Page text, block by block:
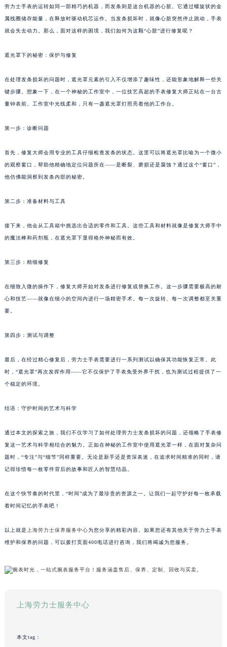
劳力士手表的运转如同一部精巧的机器，而发条则是这台机器的心脏。它通过螺旋状的金
属线圈储存能量，在释放时驱动机芯运作。当发条损坏时，就像心脏突然停止跳动，手表
就会失去动力。那么，面对这样的困境，我们如何为这颗“心脏”进行修复呢？
遮光罩下的秘密：保护与修复
在处理发条损坏的问题时，遮光罩元素的引入不仅增添了趣味性，还能形象地解释一些关
键步骤。想象一下，在一个神秘的工作室中，一位技艺高超的手表修复大师正站在一台古
董钟表前。工作室中光线柔和，只有一盏遮光罩灯照亮着他的工作台。
第一步：诊断问题
首先，修复大师会用专业的工具仔细检查发条的状态。这里可以将遮光罩比喻为一个微小
的观察窗口，帮助他精确地定位问题所在——是断裂、磨损还是腐蚀？通过这个“窗口”，
他仿佛能洞察到发条内部的秘密。
第二步：准备材料与工具
接下来，他会从工具箱中挑选出合适的零件和工具。这些工具和材料就像是修复大师手中
的魔法棒和药剂瓶，在遮光罩下显得格外神秘而有效。
第三步：精细修复
在细致入微的操作下，修复大师开始对发条进行修复或替换工作。这一步骤需要极高的耐
心和技艺——就像在细小的空间内进行一场精密手术。每一次旋转、每一次调整都至关重
要。
第四步：测试与调整
最后，在经过精心修复后，劳力士手表需要进行一系列测试以确保其功能恢复正常。此
时，“遮光罩”再次发挥作用——它不仅保护了手表免受外界干扰，也为测试过程提供了一
个稳定的环境。
结语：守护时间的艺术与科学
通过本文的探索之旅，我们不仅学习了如何处理劳力士发条损坏的问题，还领略了手表修
复这一艺术与科学相结合的魅力。正如在神秘的工作室中使用遮光罩一样，在面对复杂问
题时，“专注”与“细节”同样重要。无论是新手还是资深表迷，在追求时间精准的同时，请
记得珍惜每一枚零件背后的故事和匠人的智慧结晶。
在这个快节奏的时代里，“时间”成为了最珍贵的资源之一。让我们一起守护好每一枚承载
着时间记忆的手表吧！
以上就是上海劳力士保养服务中心为您分享的精彩内容。如果您还有其他关于劳力士手表
维护和保养的问题，可以拨打页面400电话进行咨询，我们将竭诚为您服务。
上海劳力士服务中心
本文tag：